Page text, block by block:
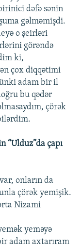
dəfə sənin
gəlməmişdi.
o şeirləri
görəndə
ki,
ən çox diqqətimi
adam bir il
bu qədər
çörək
“Ulduz”da çapı
onların da
çörək yemişik.
Nizami
yeməyə
adam axtarıram